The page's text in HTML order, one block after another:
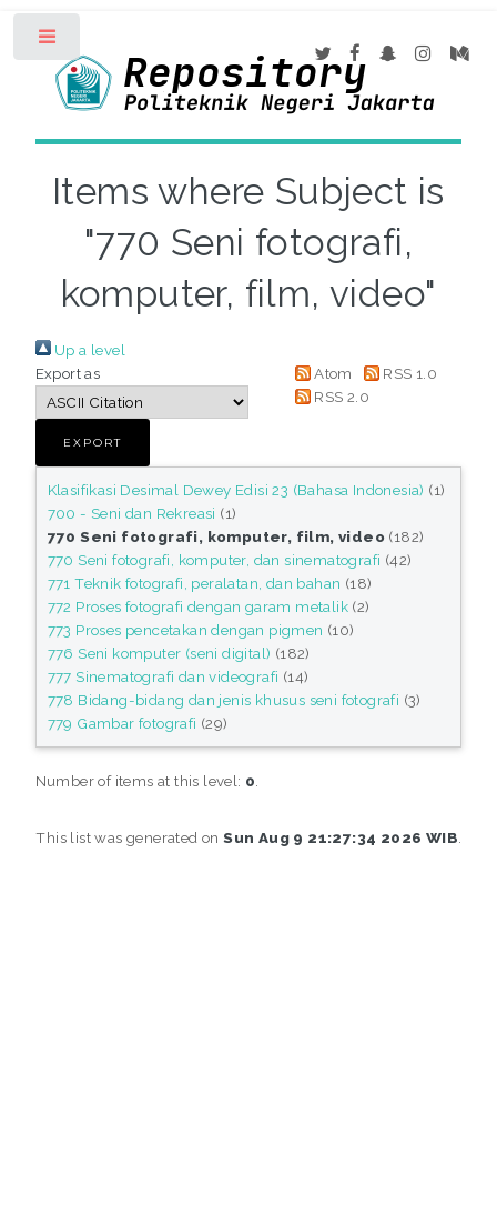
Items where Subject is
"770 Seni fotografi,
komputer, film, video"
Up a level
Export as
Atom
RSS 1.0
RSS 2.0
Klasifikasi Desimal Dewey Edisi 23 (Bahasa Indonesia) (1)
700 - Seni dan Rekreasi (1)
770 Seni fotografi, komputer, film, video (182)
770 Seni fotografi, komputer, dan sinematografi (42)
771 Teknik fotografi, peralatan, dan bahan (18)
772 Proses fotografi dengan garam metalik (2)
773 Proses pencetakan dengan pigmen (10)
776 Seni komputer (seni digital) (182)
777 Sinematografi dan videografi (14)
778 Bidang-bidang dan jenis khusus seni fotografi (3)
779 Gambar fotografi (29)
Number of items at this level: 0
This list was generated onSun Aug 9 21:27:34 2026 WIB